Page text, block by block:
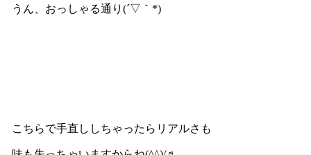
うん、おっしゃる通り(´▽｀*)
こちらで手直ししちゃったらリアルさも